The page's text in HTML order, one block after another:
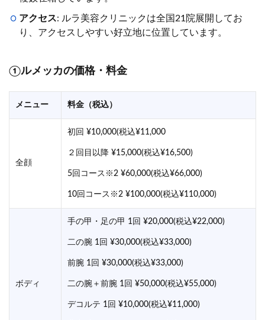
アクセス: ルラ美容クリニックは全国21院展開してお
り、アクセスしやすい好立地に位置しています。
①ルメッカの価格・料金
メニュー 料金（税込）
全顔
初回 ¥10,000(税込¥11,000
２回目以降 ¥15,000(税込¥16,500)
5回コース※2 ¥60,000(税込¥66,000)
10回コース※2 ¥100,000(税込¥110,000)
ボディ
手の甲・足の甲 1回 ¥20,000(税込¥22,000)
二の腕 1回 ¥30,000(税込¥33,000)
前腕 1回 ¥30,000(税込¥33,000)
二の腕＋前腕 1回 ¥50,000(税込¥55,000)
デコルテ 1回 ¥10,000(税込¥11,000)